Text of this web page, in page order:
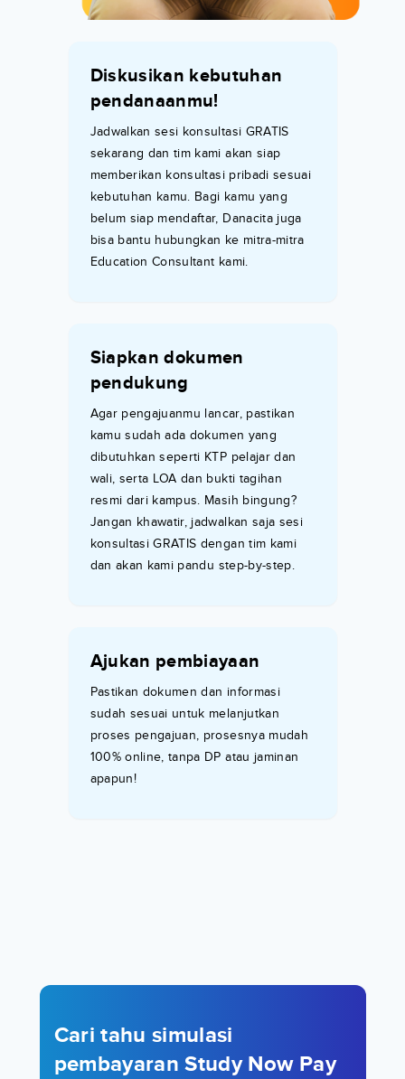
Diskusikan kebutuhan
pendanaanmu!
Jadwalkan sesi konsultasi GRATIS
sekarang dan tim kami akan siap
memberikan konsultasi pribadi sesuai
kebutuhan kamu. Bagi kamu yang
belum siap mendaftar, Danacita juga
bisa bantu hubungkan ke mitra-mitra
Education Consultant kami.
Siapkan dokumen
pendukung
Agar pengajuanmu lancar, pastikan
kamu sudah ada dokumen yang
dibutuhkan seperti KTP pelajar dan
wali, serta LOA dan bukti tagihan
resmi dari kampus. Masih bingung?
Jangan khawatir, jadwalkan saja sesi
konsultasi GRATIS dengan tim kami
dan akan kami pandu step-by-step.
Ajukan pembiayaan
Pastikan dokumen dan informasi
sudah sesuai untuk melanjutkan
proses pengajuan, prosesnya mudah
100% online, tanpa DP atau jaminan
apapun!
Cari tahu simulasi
pembayaran Study Now Pay